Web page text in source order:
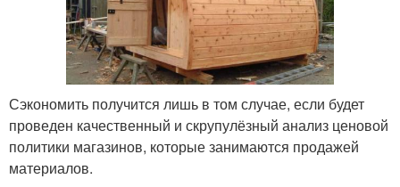
Сэкономить получится лишь в том случае, если будет
проведен качественный и скрупулёзный анализ ценовой
политики магазинов, которые занимаются продажей
материалов.